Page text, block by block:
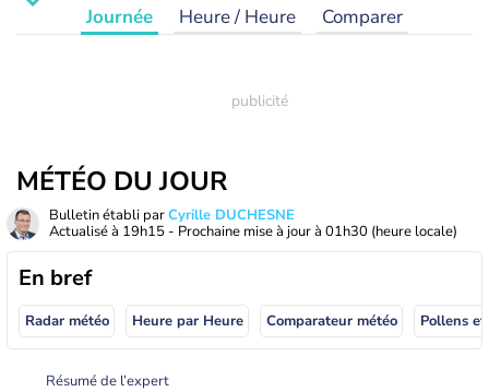
Journée Heure / Heure Comparer
MÉTÉO DU JOUR
Bulletin établi parCyrille DUCHESNE
Actualisé à 19h15 - Prochaine mise à jour à 01h30 (heure locale)
En bref
Radar météo Heure par Heure Comparateur météo Pollens
Résumé de l’expert